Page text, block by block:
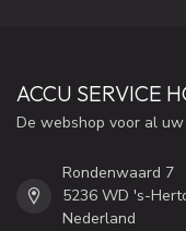
ACCU SERVICE
De webshop voor al
Rondenwaard 7
5236 WD 's-
Nederland